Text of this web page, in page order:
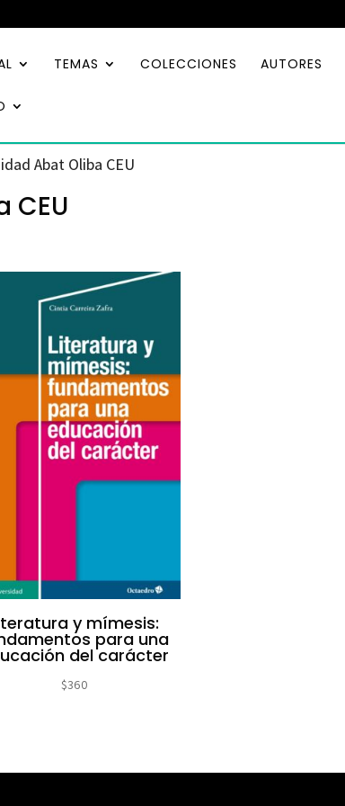
TEMAS COLECCIONES AUTORES
Abat Oliba CEU
CEU
y mímesis:
para una
del carácter
$360